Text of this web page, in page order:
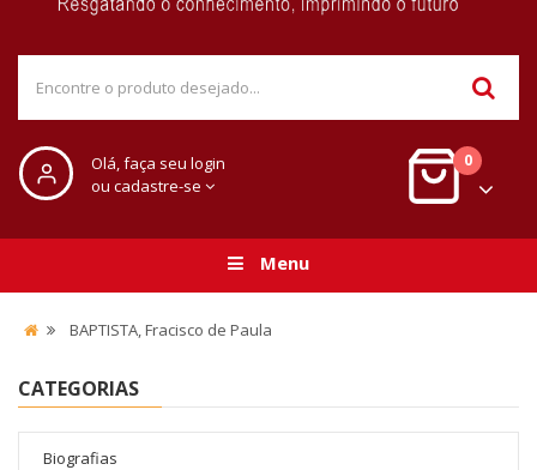
Olá, faça seu login
ou cadastre-se
0
Menu
BAPTISTA, Fracisco de Paula
CATEGORIAS
Biografias